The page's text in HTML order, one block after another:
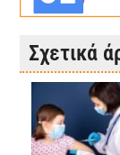
Σχετικά